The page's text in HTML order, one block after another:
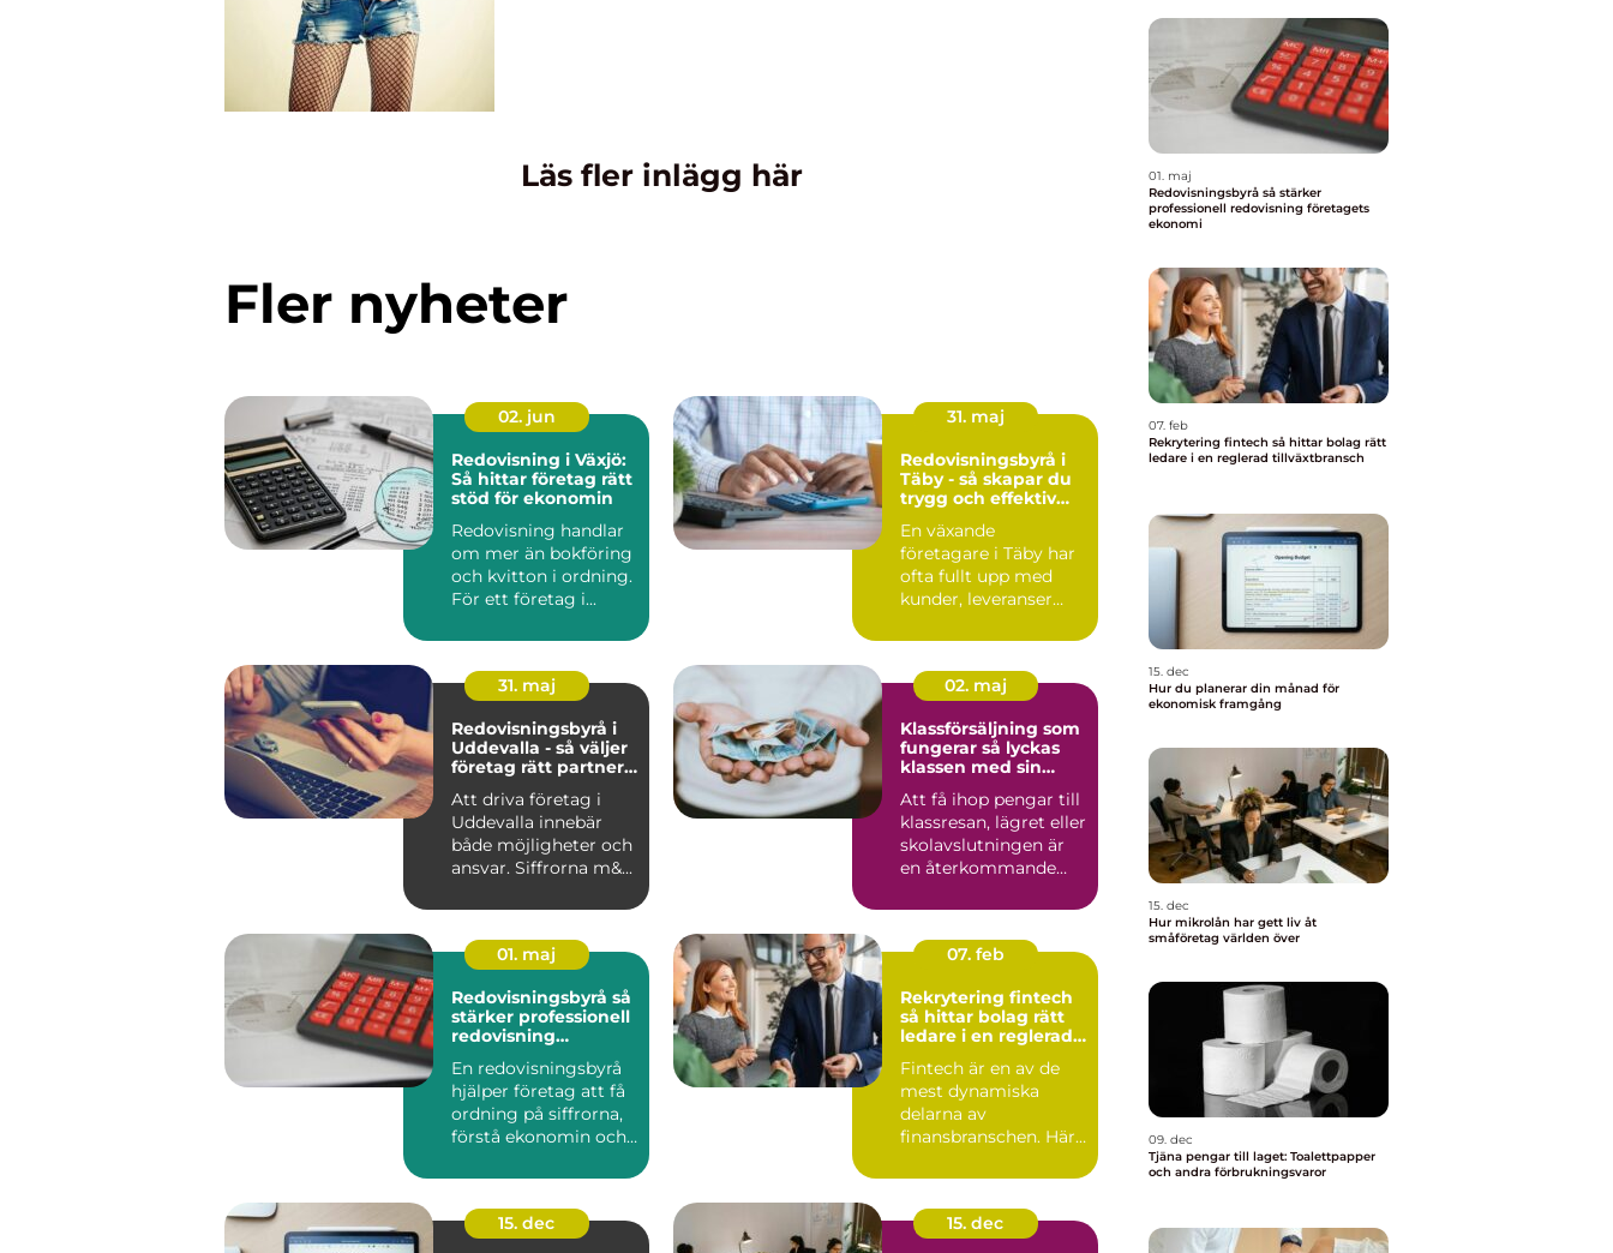
Läs fler inlägg här
Fler nyheter
02. jun
Redovisning i Växjö:
Så hittar företag rätt
stöd för ekonomin
Redovisning handlar
om mer än bokföring
och kvitton i ordning.
För ett företag i...
31. maj
Redovisningsbyrå i
Täby - så skapar du
trygg och effektiv
En växande
företagare i Täby har
ofta fullt upp med
kunder, leveranser
31. maj
Redovisningsbyrå i
Uddevalla - så väljer
företag rätt partner
Att driva företag i
Uddevalla innebär
både möjligheter och
ansvar. Siffrorna m&...
02. maj
Klassförsäljning som
fungerar så lyckas
klassen med sin
Att få ihop pengar till
klassresan, lägret eller
skolavslutningen är
en återkommande
01. maj
Redovisningsbyrå så
stärker professionell
redovisning
En redovisningsbyrå
hjälper företag att få
ordning på siffrorna,
förstå ekonomin och
07. feb
Rekrytering fintech
så hittar bolag rätt
ledare i en reglerad
Fintech är en av de
mest dynamiska
delarna av
finansbranschen. Här
krypto, kredit,...
15. dec
15. dec
01. maj
Redovisningsbyrå så stärker
professionell redovisning företagets
ekonomi
07. feb
Rekrytering fintech så hittar bolag rätt
ledare i en reglerad tillväxtbransch
15. dec
Hur du planerar din månad för
ekonomisk framgång
15. dec
Hur mikrolån har gett liv åt
småföretag världen över
09. dec
Tjäna pengar till laget: Toalettpapper
och andra förbrukningsvaror